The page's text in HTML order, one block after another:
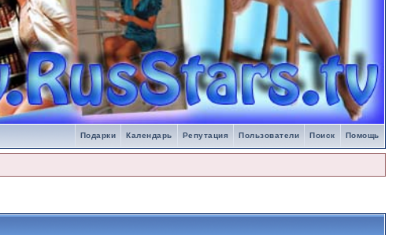
Помощь
Поиск
Пользователи
Репутация
Календарь
Подарки